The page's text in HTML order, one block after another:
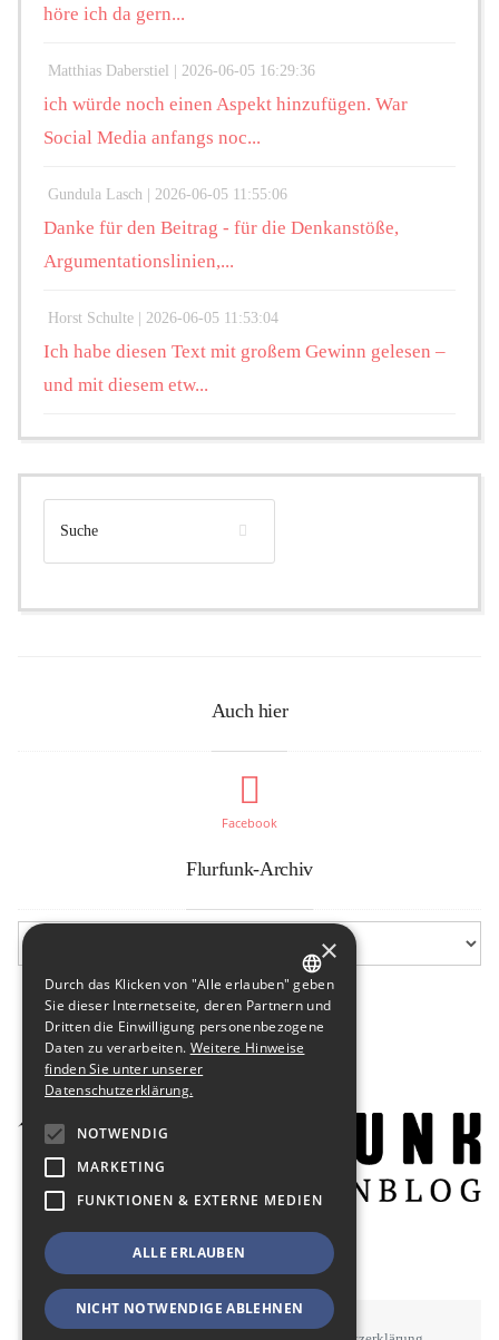
höre ich da gern...
Matthias Daberstiel | 2026-06-05 16:29:36
ich würde noch einen Aspekt hinzufügen. War
Social Media anfangs noc...
Gundula Lasch | 2026-06-05 11:55:06
Danke für den Beitrag - für die Denkanstöße,
Argumentationslinien,...
Horst Schulte | 2026-06-05 11:53:04
Ich habe diesen Text mit großem Gewinn gelesen –
und mit diesem etw...
Auch hier
Facebook
Flurfunk-Archiv
GERMAN
ENGLISH
×
Durch das Klicken von "Alle erlauben" geben
Sie dieser Internetseite, deren Partnern und
Dritten die Einwilligung personenbezogene
Daten zu verarbeiten. Weitere Hinweise
finden Sie unter unserer
Datenschutzerklärung.
NOTWENDIG
MARKETING
FUNKTIONEN & EXTERNE MEDIEN
ALLE ERLAUBEN
NICHT NOTWENDIGE ABLEHNEN